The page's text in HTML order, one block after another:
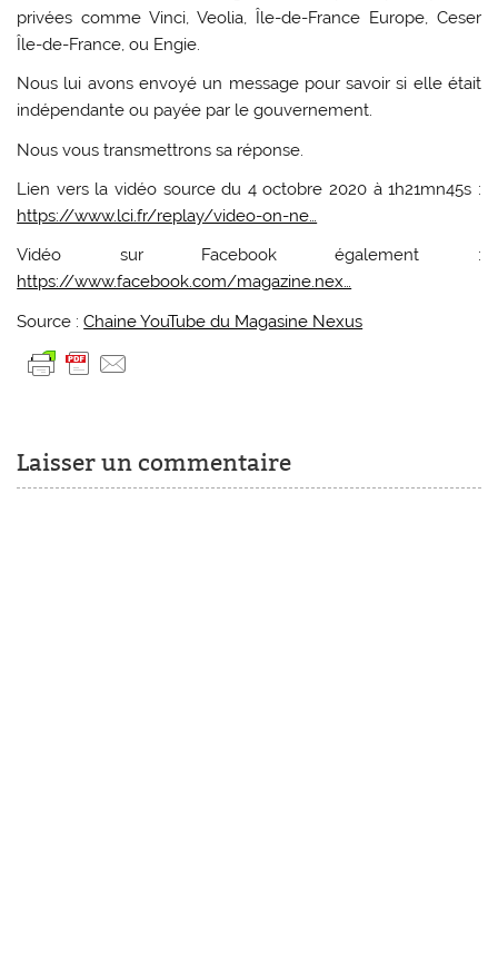
privées comme Vinci, Veolia, Île-de-France Europe, Ceser
Île-de-France, ou Engie.
Nous lui avons envoyé un message pour savoir si elle était
indépendante ou payée par le gouvernement.
Nous vous transmettrons sa réponse.
Lien vers la vidéo source du 4 octobre 2020 à 1h21mn45s :
https://www.lci.fr/replay/video-on-ne…
Vidéo sur Facebook également :
https://www.facebook.com/magazine.nex…
Source :Chaine YouTube du Magasine Nexus
Laisser un commentaire